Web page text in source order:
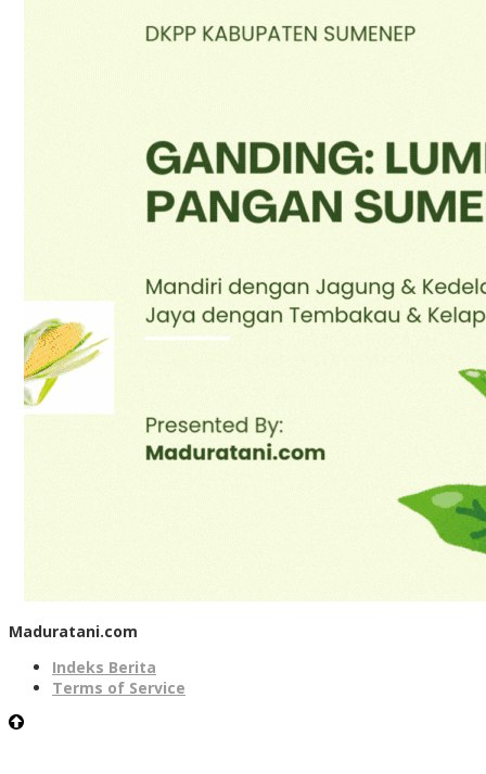
Maduratani.com
Indeks Berita
Terms of Service